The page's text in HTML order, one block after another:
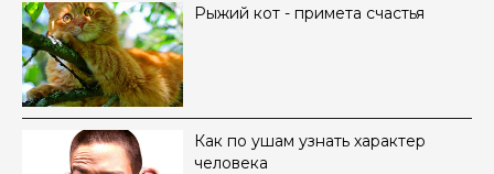
Рыжий кот - примета счастья
Как по ушам узнать характер
человека